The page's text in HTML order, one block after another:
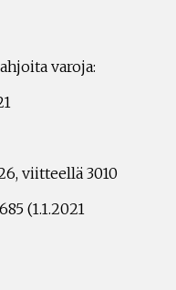
varoja:
viitteellä 3010
(1.1.2021